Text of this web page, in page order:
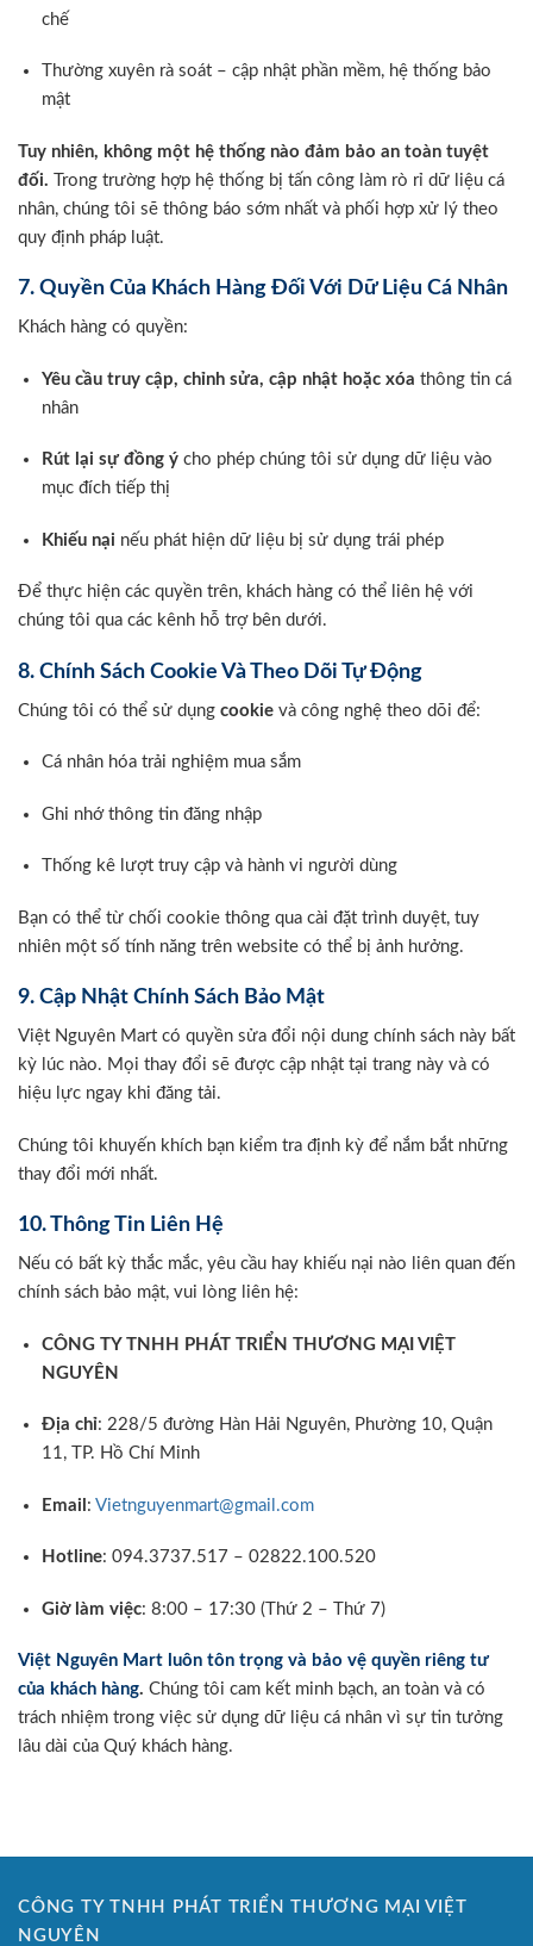
chế
Thường xuyên rà soát – cập nhật phần mềm, hệ thống bảo
mật
Tuy nhiên, không một hệ thống nào đảm bảo an toàn tuyệt
đối. Trong trường hợp hệ thống bị tấn công làm rò rỉ dữ liệu cá
nhân, chúng tôi sẽ thông báo sớm nhất và phối hợp xử lý theo
quy định pháp luật.
7. Quyền Của Khách Hàng Đối Với Dữ Liệu Cá Nhân
Khách hàng có quyền:
Yêu cầu truy cập, chỉnh sửa, cập nhật hoặc xóa thông tin cá
nhân
Rút lại sự đồng ýcho phép chúng tôi sử dụng dữ liệu vào
mục đích tiếp thị
Khiếu nại nếu phát hiện dữ liệu bị sử dụng trái phép
Để thực hiện các quyền trên, khách hàng có thể liên hệ với
chúng tôi qua các kênh hỗ trợ bên dưới.
8. Chính Sách Cookie Và Theo Dõi Tự Động
Chúng tôi có thể sử dụng cookie và công nghệ theo dõi để:
Cá nhân hóa trải nghiệm mua sắm
Ghi nhớ thông tin đăng nhập
Thống kê lượt truy cập và hành vi người dùng
Bạn có thể từ chối cookie thông qua cài đặt trình duyệt, tuy
nhiên một số tính năng trên website có thể bị ảnh hưởng.
9. Cập Nhật Chính Sách Bảo Mật
Việt Nguyên Mart có quyền sửa đổi nội dung chính sách này bất
kỳ lúc nào. Mọi thay đổi sẽ được cập nhật tại trang này và có
hiệu lực ngay khi đăng tải.
Chúng tôi khuyến khích bạn kiểm tra định kỳ để nắm bắt những
thay đổi mới nhất.
10. Thông Tin Liên Hệ
Nếu có bất kỳ thắc mắc, yêu cầu hay khiếu nại nào liên quan đến
chính sách bảo mật, vui lòng liên hệ:
CÔNG TY TNHH PHÁT TRIỂN THƯƠNG MẠI VIỆT
NGUYÊN
Địa chỉ: 228/5 đường Hàn Hải Nguyên, Phường 10, Quận
11, TP. Hồ Chí Minh
Email : Vietnguyenmart@gmail.com
Hotline: 094.3737.517 – 02822.100.520
Giờ làm việc: 8:00 – 17:30 (Thứ 2 – Thứ 7)
Việt Nguyên Mart luôn tôn trọng và bảo vệ quyền riêng tư
của khách hàng. Chúng tôi cam kết minh bạch, an toàn và có
trách nhiệm trong việc sử dụng dữ liệu cá nhân vì sự tin tưởng
lâu dài của Quý khách hàng.
CÔNG TY TNHH PHÁT TRIỂN THƯƠNG MẠI VIỆT
NGUYÊN